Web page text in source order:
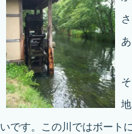
いです。この川ではボート